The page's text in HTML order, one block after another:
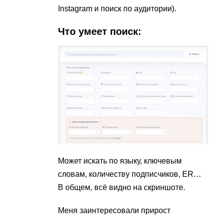
Instagram и поиск по аудитории).
Что умеет поиск:
Может искать по языку, ключевым
словам, количеству подписчиков, ER…
В общем, всё видно на скриншоте.
Меня заинтересовали прирост